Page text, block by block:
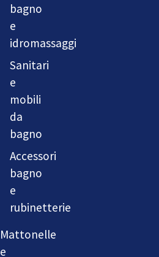
bagno
e
idromassaggi
Sanitari
e
mobili
da
bagno
Accessori
bagno
e
rubinetterie
Mattonelle
e